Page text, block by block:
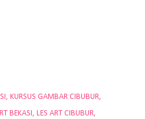
KURSUS GAMBAR CIBUBUR
BEKASI LES ART CIBUBUR